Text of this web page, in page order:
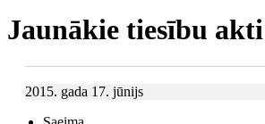
Jaunākie tiesību akti
2015. gada 17. jūnijs